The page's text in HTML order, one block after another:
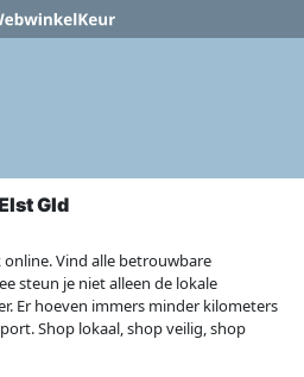
Gld
Vind alle betrouwbare
steun je niet alleen de lokale
Er hoeven immers minder kilometers
Shop lokaal, shop veilig, shop